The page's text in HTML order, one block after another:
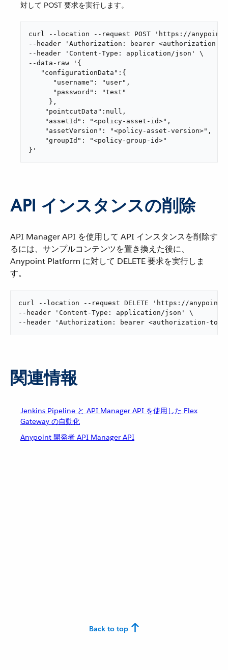
対して POST 要求を実行します。
curl --location --request POST 'https://
--header 'Authorization: bearer <authorization-
--header 'Content-Type: application/json' \
--data-raw '{
   "configurationData":{
      "username": "user",
      "password": "test"
     },
    "pointcutData":null,
    "assetId": "<policy-asset-id>",
    "assetVersion": "<policy-asset-version>",
    "groupId": "<policy-group-id>"
}'
API インスタンスの削除
API Manager API を使用して API インスタンスを削除す
るには、サンプルコンテンツを置き換えた後に、
Anypoint Platform に対して DELETE 要求を実行しま
す。
curl --location --request DELETE 'https://
--header 'Content-Type: application/json' \
--header 'Authorization: bearer <authorization-
関連情報
Jenkins Pipeline と API Manager API を使用した Flex
Gateway の自動化
Anypoint 開発者 API Manager API
Back to top